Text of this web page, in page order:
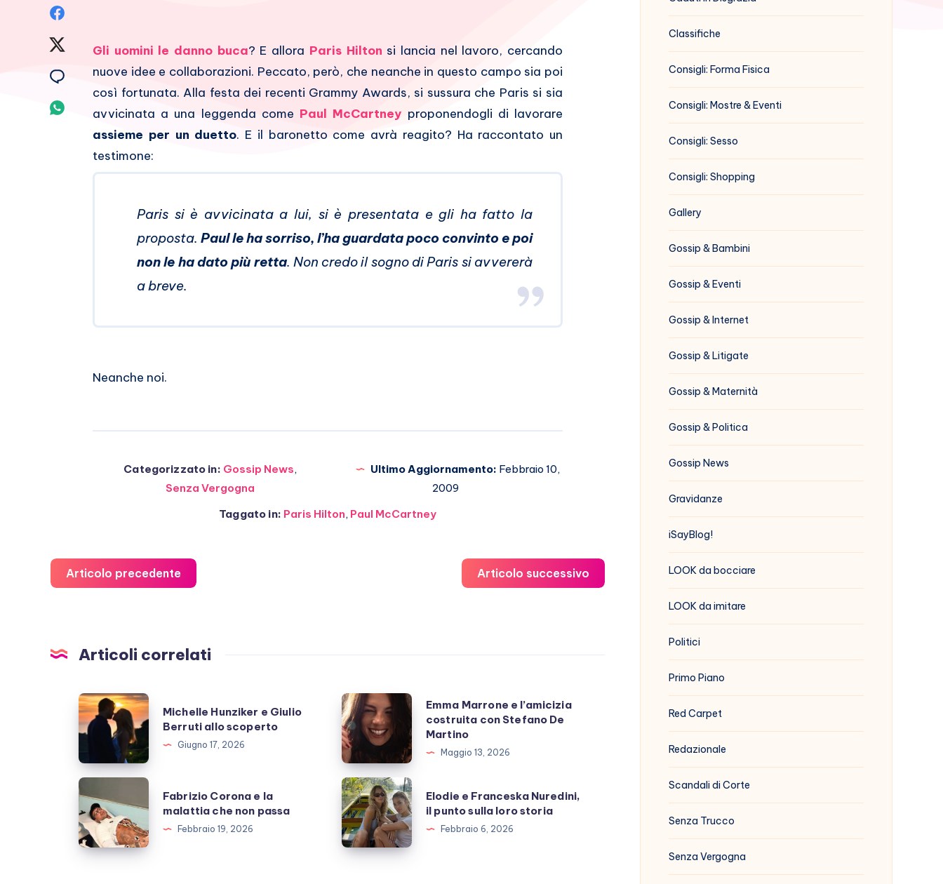
Facebook
Condividi
Twitter
Condividi
Email
Condividi
Whatsapp
Gli uomini le danno buca? E allora Paris Hilton si lancia nel lavoro, cercando
nuove idee e collaborazioni. Peccato, però, che neanche in questo campo sia poi
così fortunata. Alla festa dei recenti Grammy Awards, si sussura che Paris si sia
avvicinata a una leggenda come Paul McCartney proponendogli di lavorare
assieme per un duetto. E il baronetto come avrà reagito? Ha raccontato un
testimone:
Paris si è avvicinata a lui, si è presentata e gli ha fatto la
proposta. Paul le ha sorriso, l’ha guardata poco convinto e poi
non le ha dato più retta. Non credo il sogno di Paris si avvererà
a breve.
Neanche noi.
Categorizzato in: Gossip News,
Senza Vergogna
Ultimo Aggiornamento: Febbraio 10,
2009
Taggato in: Paris Hilton, Paul McCartney
Articolo precedente Articolo successivo
Articoli correlati
Michelle
Hunziker
Giulio
Berruti
allo
scoperto
Michelle Hunziker e Giulio
Berruti allo scoperto
Giugno 17, 2026
Emma
Marrone
e
l’amicizia
costruita
con
Stefano
De
Emma Marrone e l’amicizia
costruita con Stefano De
Martino
Maggio 13, 2026
Fabrizio
Corona
e
la
Fabrizio Corona e la
malattia che non passa
Febbraio 19, 2026
Elodie
e
Franceska
Nuredini,
Elodie e Franceska Nuredini,
il punto sulla loro storia
Febbraio 6, 2026
Classifiche
Consigli: Forma Fisica
Consigli: Mostre & Eventi
Consigli: Sesso
Consigli: Shopping
Gallery
Gossip & Bambini
Gossip & Eventi
Gossip & Internet
Gossip & Litigate
Gossip & Maternità
Gossip & Politica
Gossip News
Gravidanze
iSayBlog!
LOOK da bocciare
LOOK da imitare
Politici
Primo Piano
Red Carpet
Redazionale
Scandali di Corte
Senza Trucco
Senza Vergogna